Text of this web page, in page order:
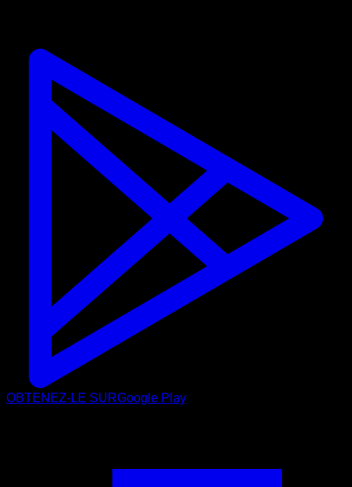
OBTENEZ-LE SURGoogle Play